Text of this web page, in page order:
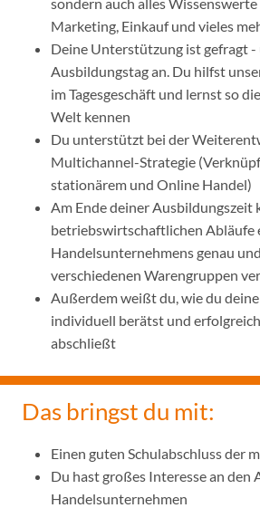
Marketing, Einkauf und vieles
Deine Unterstützung ist gefragt -
Ausbildungstag an. Du hilfst
im Tagesgeschäft und lernst so
Welt kennen
Du unterstützt bei der
Multichannel-Strategie
stationärem und Online Handel)
Am Ende deiner Ausbildungszeit
betriebswirtschaftlichen Abläufe
Handelsunternehmens genau
verschiedenen Warengruppen
Außerdem weißt du, wie du
individuell berätst und
abschließt
Das bringst du mit:
Einen guten Schulabschluss der
Du hast großes Interesse an den
Handelsunternehmen